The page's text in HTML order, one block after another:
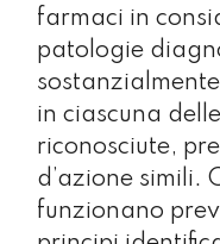
farmaci in
patologie
in ciascuna
riconosciute,
d’azione simili.
funzionano